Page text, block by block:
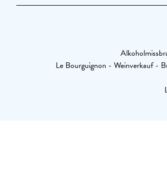
Le Bourguignon - Weinverkauf